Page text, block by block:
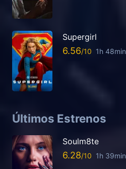
Supergirl
6.56 1h 48min
Últimos Estrenos
Soulm8te
6.28 1h 39min